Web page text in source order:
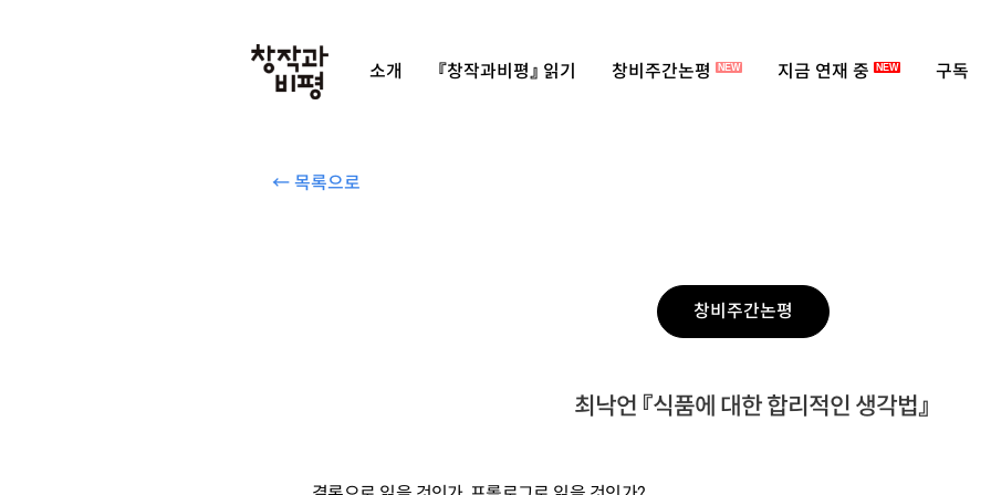
소개 『창작과비평』 읽기 창비주간논평 NEW 지금 연재 중 NEW 구독
← 목록으로
창비주간논평
최낙언 『식품에 대한 합리적인 생각법』